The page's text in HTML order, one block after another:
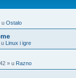
u Ostalo
u Linux i igre
» u Razno